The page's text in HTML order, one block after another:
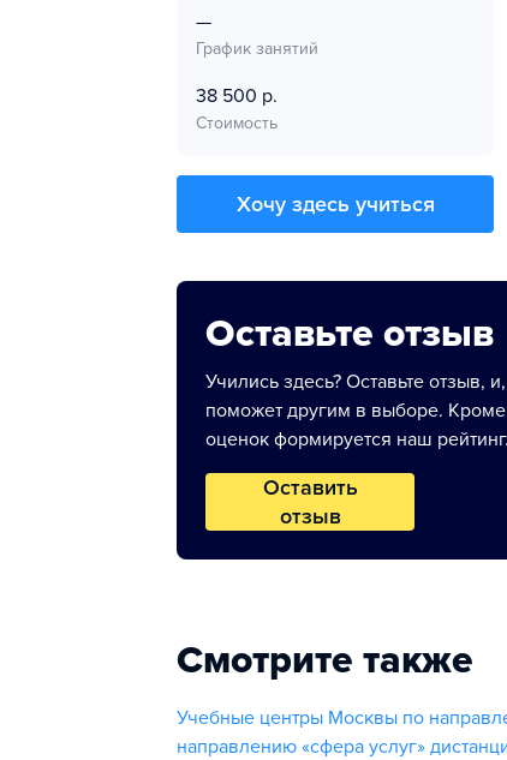
—
График занятий
38 500 р.
Стоимость
Хочу здесь учиться
Оставьте отзыв
Учились здесь? Оставьте отзыв,
поможет другим в выборе. Кроме
оценок формируется наш рейтинг.
Оставить
отзыв
Смотрите также
Учебные центры Москвы по
направлению «сфера услуг»